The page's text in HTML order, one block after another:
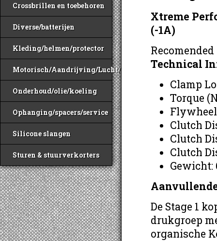
Crossbrillen en toebehoren
Diverse/batterijen
Kleding/helmen/protector
Motorisch/Aandrijving/Lucht/Benzine
Onderhoud/olie/koeling
Ophanging/spacers/service
Silicone slangen
Sturen & stuurverkorters
Xtreme
(-1A)
Technical
Clamp
Torque
Clutch
Clutch
Clutch
Gewicht:
De Stage 1
drukgroep
organische